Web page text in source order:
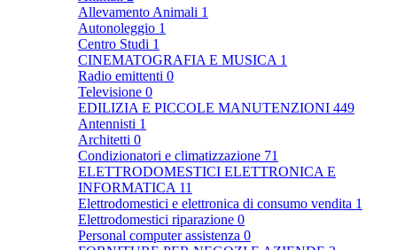
Allevamento Animali 1
Autonoleggio 1
Centro Studi 1
CINEMATOGRAFIA E MUSICA 1
Radio emittenti 0
Televisione 0
EDILIZIA E PICCOLE MANUTENZIONI 449
Antennisti 1
Architetti 0
Condizionatori e climatizzazione 71
ELETTRODOMESTICI ELETTRONICA E
INFORMATICA 11
Elettrodomestici e elettronica di consumo vendita 1
Elettrodomestici riparazione 0
Personal computer assistenza 0